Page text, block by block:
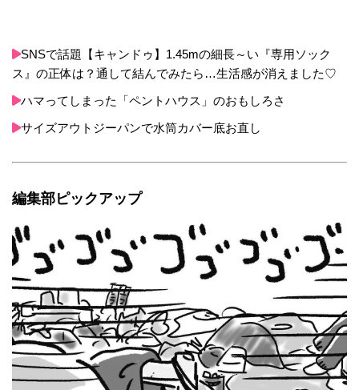
SNSで話題【キャンドゥ】1.45mの細長～い『専用ソック
ス』の正体は？通して結んでみたら…生活感が消えました♡
ハマってしまった「ペントハウス」のおもしろさ
サイズアウトジーパンで水筒カバー底お直し
編集部ピックアップ